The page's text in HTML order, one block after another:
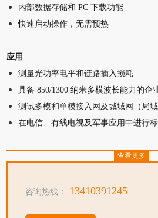
内部数据存储和 PC 下载功能
快速启动操作，无需预热
应用
测量光功率电平和链路插入损耗
具备 850/1300 纳米多模波长能力的企
测试多模和单模接入网及城域网（局域
在电信、有线电视及军事应用中进行
查看更多
咨询热线： 13410391245